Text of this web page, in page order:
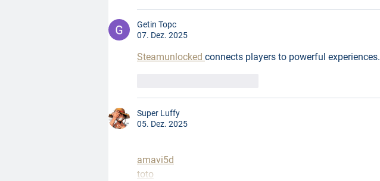
Getin Topc
07. Dez. 2025
Steamunlocked connects players to powerful experiences.
Super Luffy
05. Dez. 2025
amavi5d
toto